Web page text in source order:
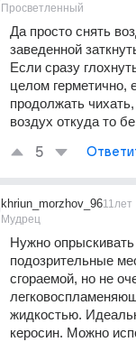
Просветленный
Да просто снять
заведенной
Если сразу
целом герметично,
продолжать чихать,
воздух откуда то
5
khriun_morzhov_96
Мудрец
11лет
Нужно опрыскивать
подозрительные
сгораемой, но не
жидкостью.
керосин. Можно